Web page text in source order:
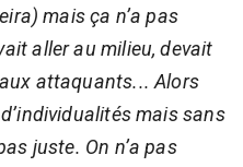
) mais ça n’a pas
aller au milieu, devait
attaquants... Alors
mais sans
juste. On n’a pas